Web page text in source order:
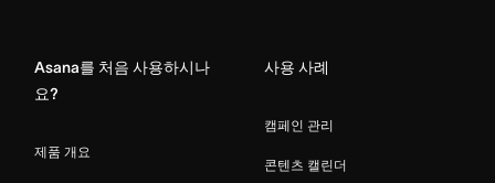
Asana를 처음 사용하시나
요?
제품 개요
사용 사례
캠페인 관리
콘텐츠 캘린더